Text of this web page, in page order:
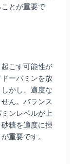
とが重要で
こす可能性が
ーパミンを放
かし、適度な
ん。バランス
ンレベルが上
糖を適度に摂
重要です。